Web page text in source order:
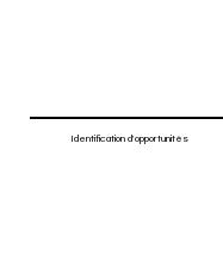
Identification d'opportunités